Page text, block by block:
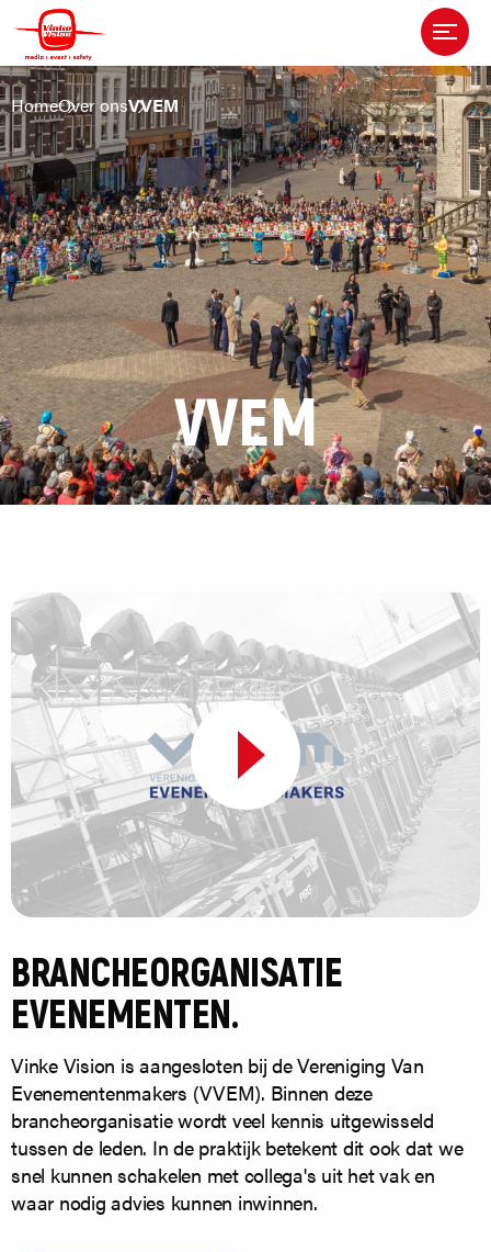
HomeOver onsVVEM
VVEM
BRANCHEORGANISATIE
EVENEMENTEN.
Vinke Vision is aangesloten bij de Vereniging Van
Evenementenmakers (VVEM). Binnen deze
brancheorganisatie wordt veel kennis uitgewisseld
tussen de leden. In de praktijk betekent dit ook dat we
snel kunnen schakelen met collega's uit het vak en
waar nodig advies kunnen inwinnen.